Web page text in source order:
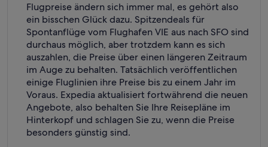
Flugpreise ändern sich immer mal, es gehört also
ein bisschen Glück dazu. Spitzendeals für
Spontanflüge vom Flughafen VIE aus nach SFO sind
durchaus möglich, aber trotzdem kann es sich
auszahlen, die Preise über einen längeren Zeitraum
im Auge zu behalten. Tatsächlich veröffentlichen
einige Fluglinien ihre Preise bis zu einem Jahr im
Voraus. Expedia aktualisiert fortwährend die neuen
Angebote, also behalten Sie Ihre Reisepläne im
Hinterkopf und schlagen Sie zu, wenn die Preise
besonders günstig sind.